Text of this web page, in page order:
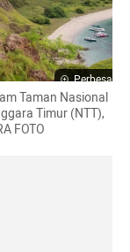
Perbesar
Taman Nasional
Timur (NTT),
FOTO